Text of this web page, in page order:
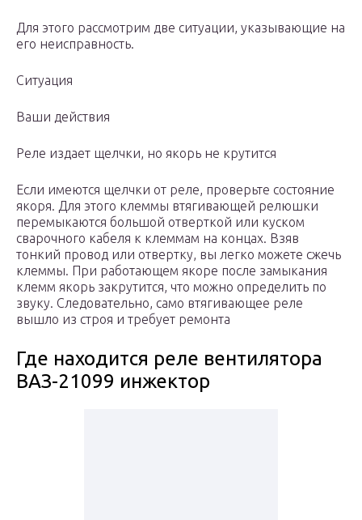
Для этого рассмотрим две ситуации, указывающие на
его неисправность.
Ситуация
Ваши действия
Реле издает щелчки, но якорь не крутится
Если имеются щелчки от реле, проверьте состояние
якоря. Для этого клеммы втягивающей релюшки
перемыкаются большой отверткой или куском
сварочного кабеля к клеммам на концах. Взяв
тонкий провод или отвертку, вы легко можете сжечь
клеммы. При работающем якоре после замыкания
клемм якорь закрутится, что можно определить по
звуку. Следовательно, само втягивающее реле
вышло из строя и требует ремонта
Где находится реле вентилятора
ВАЗ-21099 инжектор